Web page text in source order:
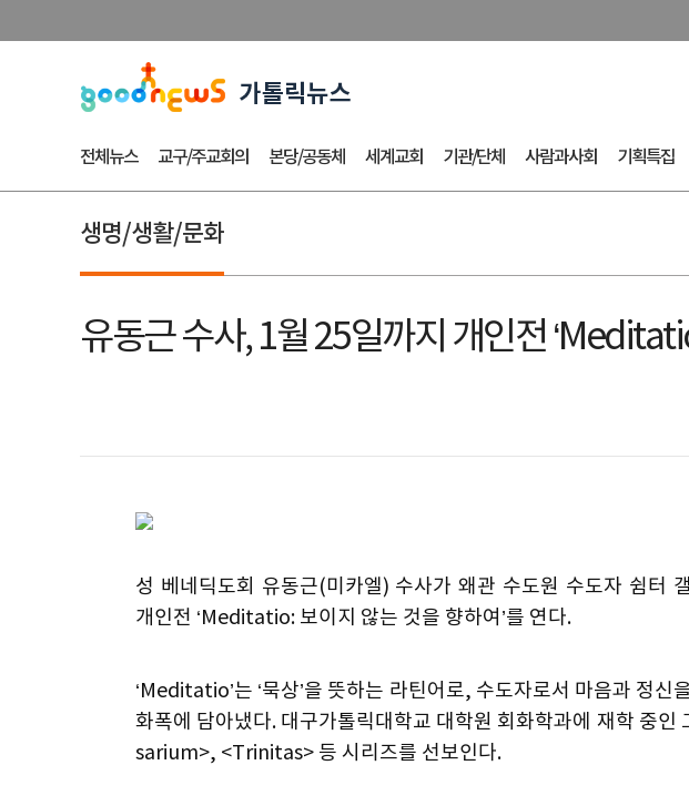
전체뉴스 교구/주교회의 본당/공동체 세계교회 기관/단체 사람과사회 기획특집
생명/생활/문화
유동근 수사, 1월 25일까지 개인전
성 베네딕도회 유동근(미카엘) 수사가 왜관 수도원 수도자 쉼터
개인전 ‘Meditatio: 보이지 않는 것을 향하여’를 연다.
‘Meditatio’는 ‘묵상’을 뜻하는 라틴어로, 수도자로서 마음과 정신
화폭에 담아냈다. 대구가톨릭대학교 대학원 회화학과에 재학 중
sarium>, <Trinitas> 등 시리즈를 선보인다.